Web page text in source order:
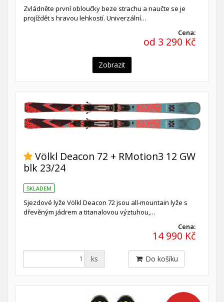
Zvládněte první obloučky beze strachu a naučte se je
projíždět s hravou lehkostí. Univerzální…
Cena:
od 3 290 Kč
Zobrazit
Völkl Deacon 72 + RMotion3 12 GW
blk 23/24
SKLADEM
Sjezdové lyže Völkl Deacon 72 jsou all-mountain lyže s
dřevěným jádrem a titanalovou výztuhou,…
Cena:
14 990 Kč
ks Do košíku